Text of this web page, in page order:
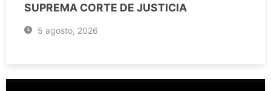
SUPREMA CORTE DE JUSTICIA
5 agosto, 2026